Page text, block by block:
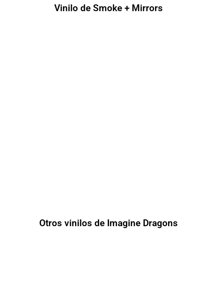
Vinilo de Smoke + Mirrors
Otros vinilos de Imagine Dragons